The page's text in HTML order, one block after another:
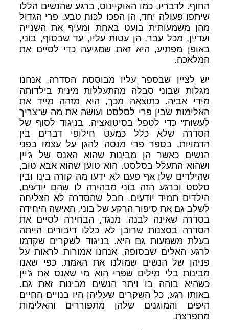
החוף. לדבריו, כמו האוקיינוס, ברגע שהנשים הללו
שיתפו פעולה יחד, הן הפכו לכוח טבע. פרי הגדול
מהן משמעותית בועט באחת ומעיף את השנייה
ועדיין, מכל עבר, הן עטות עליו, עד שבסוף, בוני,
באופן מפתיע, היא זאת שמגיעה כדי לסיים את
המלאכה.
יש לציין שבספר עליו מבוססת הסדרה, אנחנו
מגלות שבוני סבלה מהתעללות מינית בילדותה
מידי אביה. כתוצאה מכך, היא מזהה מייד את
האלימות שבין פרי לסלסט ועושה את מה ש"צריך
לעשות" כדי לטפל בסיטואציה. בניגוד לסוף של
הסדרה שלא כלל כמעט חילופי דברים בין
הדמויות, בספר פרי מנסה להגן על עצמו בפני
הנשים כאשר הן מבינות שהוא האנס של ג'יין
ושהוא התעלל בסלסט. הוא טוען שהוא אבא טוב,
שהילדים שלו אף פעם לא ידעו מה קורה בינו ובין
סלסט וברגע הזה בוני מבהירה לו שהם יודעים,
הילדים תמיד יודעים. חבל שהסדרה לא הצליחה
לשלב גם את סיפור הרקע של בוני, האישה היחידה
בסדרה שאינה לבנה. מנגד, הבחירה לסיים את
הסדרה בסצנות שרובן לא כללו דיבורים הייתה
בעלת משמעות גם היא. בניגוד לשקרים שקדמו
לרגע האלים שבסופה, אנחנו אמורות לראות על
פניהן של הנשים שמולנו את האמת. כפי שאנו
מבינות בלי מילים שפרי הוא מי שאנס את ג'יין
כשהיא בוהה בו ויתר הנשים מבינות זאת גם.
באותו רגע, כל השקרים שעליהן היו בנויים החיים
היפים והמוגנים שלהן מתפוררים והאלימות
מתפרצת.